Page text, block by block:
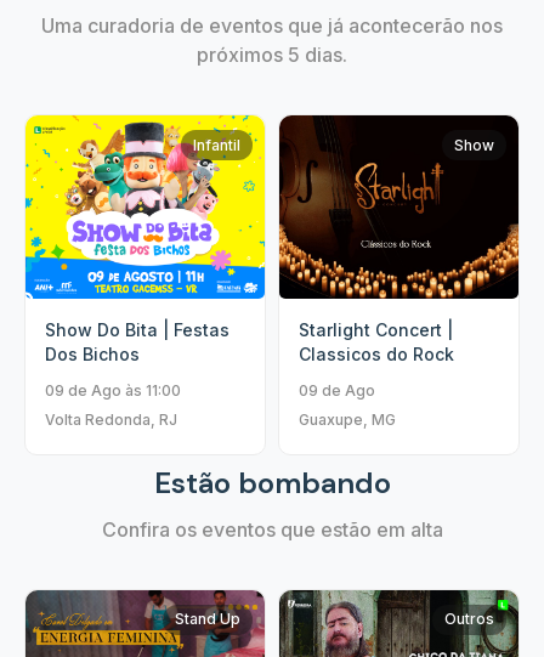
Uma curadoria de eventos que já acontecerão nos
próximos 5 dias.
Infantil
Show Do Bita | Festas
Dos Bichos
09 de Ago às 11:00
Volta Redonda, RJ
Show
Starlight Concert |
Classicos do Rock
09 de Ago
Guaxupe, MG
Estão bombando
Confira os eventos que estão em alta
Stand Up Outros